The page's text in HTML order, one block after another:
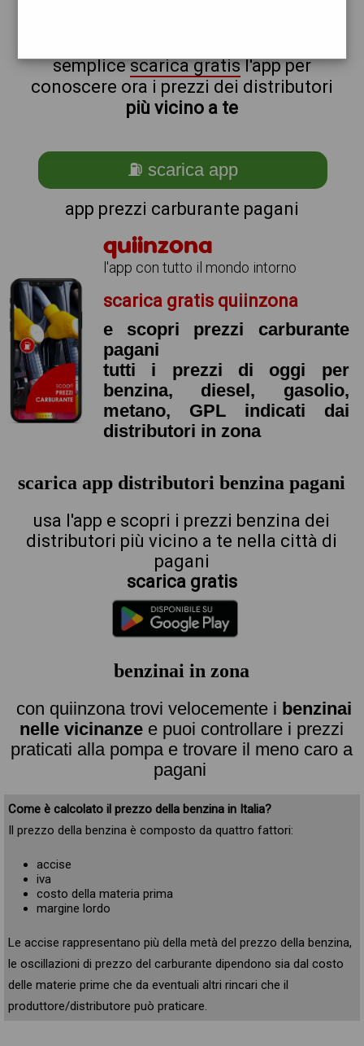
semplicescarica gratisl'app per
conoscere ora i prezzi dei distributori
più vicino a te
⛽ scarica app
app prezzi carburante pagani
quiinzona
l'app con tutto il mondo intorno
scarica gratis quiinzona
e scopri prezzi carburante
pagani
tutti i prezzi di oggi per
benzina, diesel, gasolio,
metano, GPL indicati dai
distributori in zona
scarica app distributori benzina pagani
usa l'app e scopri i prezzi benzina dei
distributori più vicino a te nella città di
pagani
scarica gratis
benzinai in zona
con quiinzona trovi velocemente i benzinai
nelle vicinanze e puoi controllare i prezzi
praticati alla pompa e trovare il meno caro a
pagani
Come è calcolato il prezzo della benzina in Italia?
Il prezzo della benzina è composto da quattro fattori:
accise
iva
costo della materia prima
margine lordo
Le accise rappresentano più della metà del prezzo della benzina,
le oscillazioni di prezzo del carburante dipendono sia dal costo
delle materie prime che da eventuali altri rincari che il
produttore/distributore può praticare.